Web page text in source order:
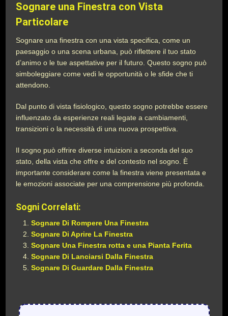
Sognare una Finestra con Vista
Particolare
Sognare una finestra con una vista specifica, come un
paesaggio o una scena urbana, può riflettere il tuo stato
d’animo o le tue aspettative per il futuro. Questo sogno può
simboleggiare come vedi le opportunità o le sfide che ti
attendono.
Dal punto di vista fisiologico, questo sogno potrebbe essere
influenzato da esperienze reali legate a cambiamenti,
transizioni o la necessità di una nuova prospettiva.
Il sogno può offrire diverse intuizioni a seconda del suo
stato, della vista che offre e del contesto nel sogno. È
importante considerare come la finestra viene presentata e
le emozioni associate per una comprensione più profonda.
Sogni Correlati:
Sognare Di Rompere Una Finestra
Sognare Di Aprire La Finestra
Sognare Una Finestra rotta e una Pianta Ferita
Sognare Di Lanciarsi Dalla Finestra
Sognare Di Guardare Dalla Finestra